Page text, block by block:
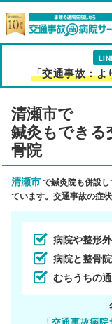
「交通事故：
清瀬市で
鍼灸もできる
骨院
清瀬市 で鍼灸院も併設
ています。交通事故の症
病院や整形
病院と整骨
むちうちの